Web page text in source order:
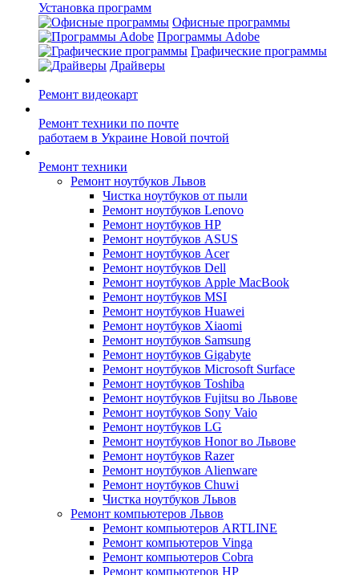
Установка программ
Офисные программы
Программы Adobe
Графические программы
Драйверы
Ремонт видеокарт
Ремонт техники по почте
работаем в Украине Новой почтой
Ремонт техники
Ремонт ноутбуков Львов
Чистка ноутбуков от пыли
Ремонт ноутбуков Lenovo
Ремонт ноутбуков HP
Ремонт ноутбуков ASUS
Ремонт ноутбуков Acer
Ремонт ноутбуков Dell
Ремонт ноутбуков Apple MacBook
Ремонт ноутбуков MSI
Ремонт ноутбуков Huawei
Ремонт ноутбуков Xiaomi
Ремонт ноутбуков Samsung
Ремонт ноутбуков Gigabyte
Ремонт ноутбуков Microsoft Surface
Ремонт ноутбуков Toshiba
Ремонт ноутбуков Fujitsu во Львове
Ремонт ноутбуков Sony Vaio
Ремонт ноутбуков LG
Ремонт ноутбуков Honor во Львове
Ремонт ноутбуков Razer
Ремонт ноутбуков Alienware
Ремонт ноутбуков Chuwi
Чистка ноутбуков Львов
Ремонт компьютеров Львов
Ремонт компьютеров ARTLINE
Ремонт компьютеров Vinga
Ремонт компьютеров Cobra
Ремонт компьютеров HP